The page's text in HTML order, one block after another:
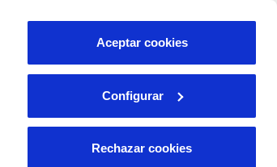
Aceptar cookies
Configurar
Rechazar cookies
RELACIÓ AMB LA CIUTADANIA